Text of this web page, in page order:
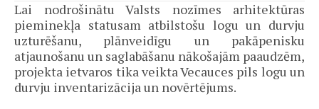
Lai nodrošinātu Valsts nozīmes arhitektūras
pieminekļa statusam atbilstošu logu un durvju
uzturēšanu, plānveidīgu un pakāpenisku
atjaunošanu un saglabāšanu nākošajām paaudzēm,
projekta ietvaros tika veikta Vecauces pils logu un
durvju inventarizācija un novērtējums.